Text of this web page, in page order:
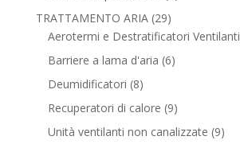
TRATTAMENTO ARIA 2929
prodotti
Aerotermi e Destratificatori Ventilanti
Barriere a lama d'aria 66
Deumidificatori 88
prodotti
Recuperatori di calore 99
prodotti
Unità ventilanti non canalizzate 99